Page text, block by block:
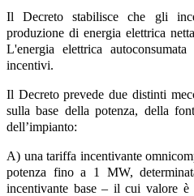
Il Decreto stabilisce che gli
produzione di energia elettrica
L'energia elettrica
incentivi.
Il Decreto prevede due distinti
sulla base della potenza, della
dell’impianto:
A) una tariffa incentivante
potenza fino a 1 MW,
incentivante base – il cui valore è